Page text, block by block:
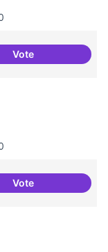
VoteSocialització de
VoteSoledat i